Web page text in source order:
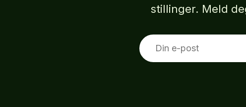
stillinger. Meld